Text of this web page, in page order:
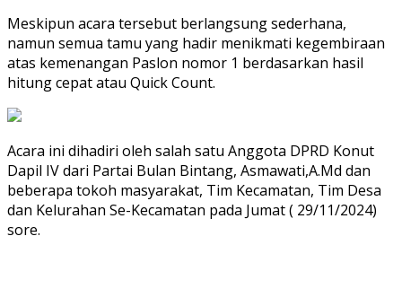
Meskipun acara tersebut berlangsung sederhana,
namun semua tamu yang hadir menikmati kegembiraan
atas kemenangan Paslon nomor 1 berdasarkan hasil
hitung cepat atau Quick Count.
Acara ini dihadiri oleh salah satu Anggota DPRD Konut
Dapil IV dari Partai Bulan Bintang, Asmawati,A.Md dan
beberapa tokoh masyarakat, Tim Kecamatan, Tim Desa
dan Kelurahan Se-Kecamatan pada Jumat ( 29/11/2024)
sore.